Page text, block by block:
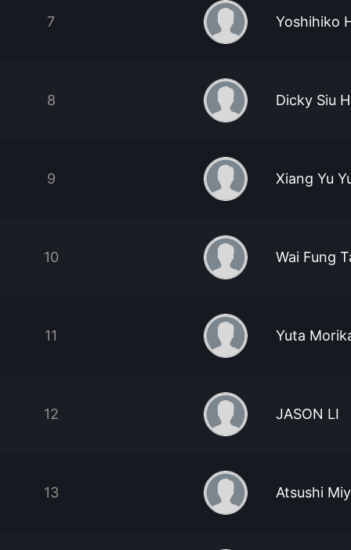
7 Yoshihiko
8 Dicky Siu
9 Xiang Yu
10 Wai Fung
11 Yuta
12 JASON LI
13 Atsushi